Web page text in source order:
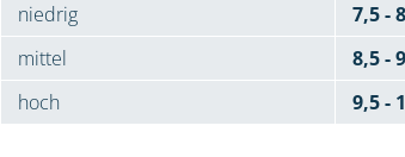
niedrig
7,5 -
mittel
8,5 -
hoch
9,5 -